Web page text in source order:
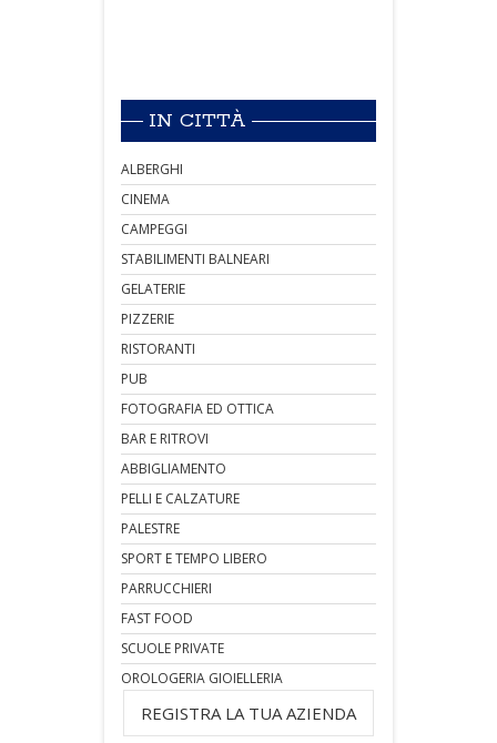
IN CITTÀ
ALBERGHI
CINEMA
CAMPEGGI
STABILIMENTI BALNEARI
GELATERIE
PIZZERIE
RISTORANTI
PUB
FOTOGRAFIA ED OTTICA
BAR E RITROVI
ABBIGLIAMENTO
PELLI E CALZATURE
PALESTRE
SPORT E TEMPO LIBERO
PARRUCCHIERI
FAST FOOD
SCUOLE PRIVATE
OROLOGERIA GIOIELLERIA
REGISTRA LA TUA AZIENDA